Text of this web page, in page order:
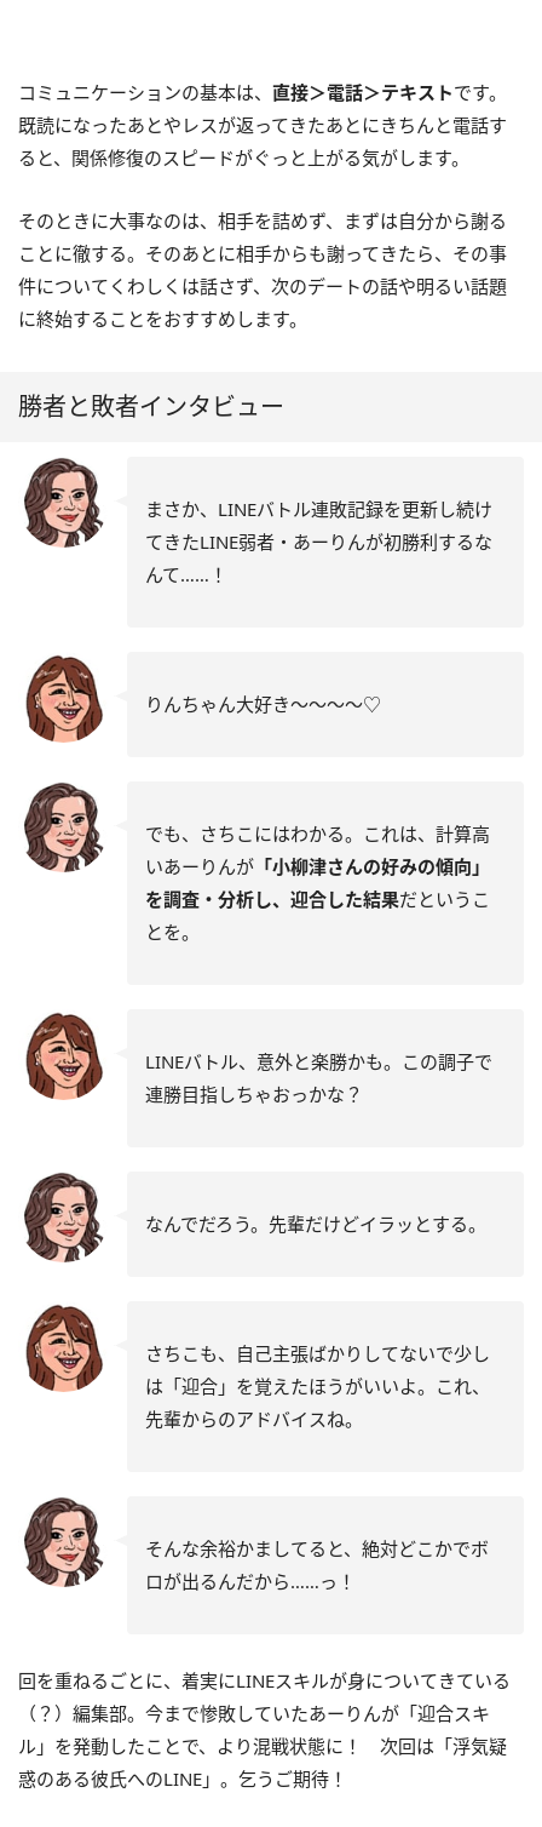
コミュニケーションの基本は、 直接＞電話＞テキストです。
既読になったあとやレスが返ってきたあとにきちんと電話す
ると、関係修復のスピードがぐっと上がる気がします。
そのときに大事なのは、相手を詰めず、まずは自分から謝る
ことに徹する。そのあとに相手からも謝ってきたら、その事
件についてくわしくは話さず、次のデートの話や明るい話題
に終始することをおすすめします。
勝者と敗者インタビュー
まさか、LINEバトル連敗記録を更新し続け
てきたLINE弱者・あーりんが初勝利するな
んて……！
りんちゃん大好き～～～～♡
でも、さちこにはわかる。これは、計算高
いあーりんが 「小柳津さんの好みの傾向」
を調査・分析し、迎合した結果だというこ
とを。
LINEバトル、意外と楽勝かも。この調子で
連勝目指しちゃおっかな？
なんでだろう。先輩だけどイラッとする。
さちこも、自己主張ばかりしてないで少し
は「迎合」を覚えたほうがいいよ。これ、
先輩からのアドバイスね。
そんな余裕かましてると、絶対どこかでボ
ロが出るんだから……っ！
回を重ねるごとに、着実にLINEスキルが身についてきている
（？）編集部。今まで惨敗していたあーりんが「迎合スキ
ル」を発動したことで、より混戦状態に！ 次回は「浮気疑
惑のある彼氏へのLINE」。乞うご期待！